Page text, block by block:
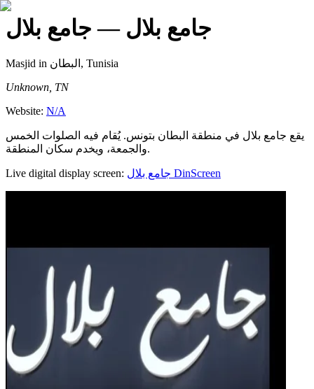
جامع بلال — جامع بلال
Masjid
in البطان, Tunisia
Unknown, TN
Website: N/A
يقع جامع بلال في منطقة البطان بتونس. يُقام فيه الصلوات الخمس
والجمعة، ويخدم سكان المنطقة.
Live digital display screen: جامع بلال DinScreen